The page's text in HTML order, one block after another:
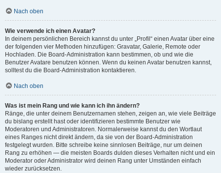
Nach oben
Wie verwende ich einen Avatar?
In deinem persönlichen Bereich kannst du unter „Profil“ einen Avatar über eine
der folgenden vier Methoden hinzufügen: Gravatar, Galerie, Remote oder
Hochladen. Die Board-Administration kann bestimmen, ob und wie die
Benutzer Avatare benutzen können. Wenn du keinen Avatar benutzen kannst,
solltest du die Board-Administration kontaktieren.
Nach oben
Was ist mein Rang und wie kann ich ihn ändern?
Ränge, die unter deinem Benutzernamen stehen, zeigen an, wie viele Beiträge
du bislang erstellt hast oder identifizieren bestimmte Benutzer wie
Moderatoren und Administratoren. Normalerweise kannst du den Wortlaut
eines Ranges nicht direkt ändern, da sie von der Board-Administration
festgelegt wurden. Bitte schreibe keine sinnlosen Beiträge, nur um deinen
Rang zu erhöhen — die meisten Boards dulden dieses Verhalten nicht und ein
Moderator oder Administrator wird deinen Rang unter Umständen einfach
wieder zurücksetzen.